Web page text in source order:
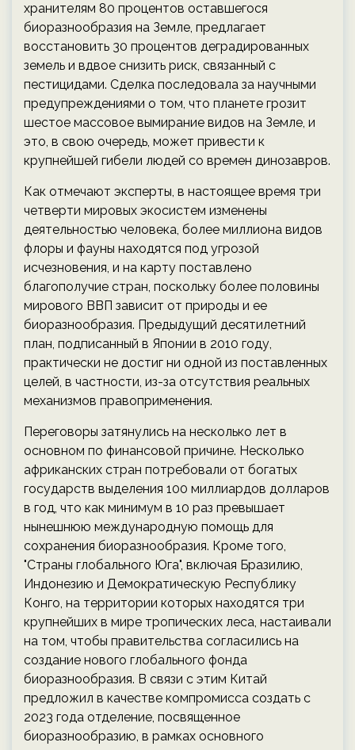
хранителям 80 процентов оставшегося
биоразнообразия на Земле, предлагает
восстановить 30 процентов деградированных
земель и вдвое снизить риск, связанный с
пестицидами. Сделка последовала за научными
предупреждениями о том, что планете грозит
шестое массовое вымирание видов на Земле, и
это, в свою очередь, может привести к
крупнейшей гибели людей со времен динозавров.
Как отмечают эксперты, в настоящее время три
четверти мировых экосистем изменены
деятельностью человека, более миллиона видов
флоры и фауны находятся под угрозой
исчезновения, и на карту поставлено
благополучие стран, поскольку более половины
мирового ВВП зависит от природы и ее
биоразнообразия. Предыдущий десятилетний
план, подписанный в Японии в 2010 году,
практически не достиг ни одной из поставленных
целей, в частности, из-за отсутствия реальных
механизмов правоприменения.
Переговоры затянулись на несколько лет в
основном по финансовой причине. Несколько
африканских стран потребовали от богатых
государств выделения 100 миллиардов долларов
в год, что как минимум в 10 раз превышает
нынешнюю международную помощь для
сохранения биоразнообразия. Кроме того,
"Страны глобального Юга", включая Бразилию,
Индонезию и Демократическую Республику
Конго, на территории которых находятся три
крупнейших в мире тропических леса, настаивали
на том, чтобы правительства согласились на
создание нового глобального фонда
биоразнообразия. В связи с этим Китай
предложил в качестве компромисса создать с
2023 года отделение, посвященное
биоразнообразию, в рамках основного